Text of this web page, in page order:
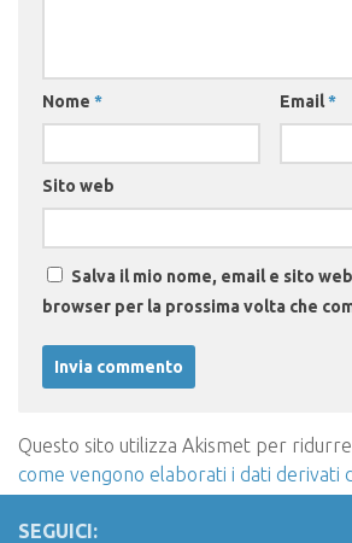
Nome * Email*
Sito web
Salva il mio nome, email e sito
browser per la prossima volta che
Questo sito utilizza Akismet per
come vengono elaborati i dati derivati
SEGUICI: